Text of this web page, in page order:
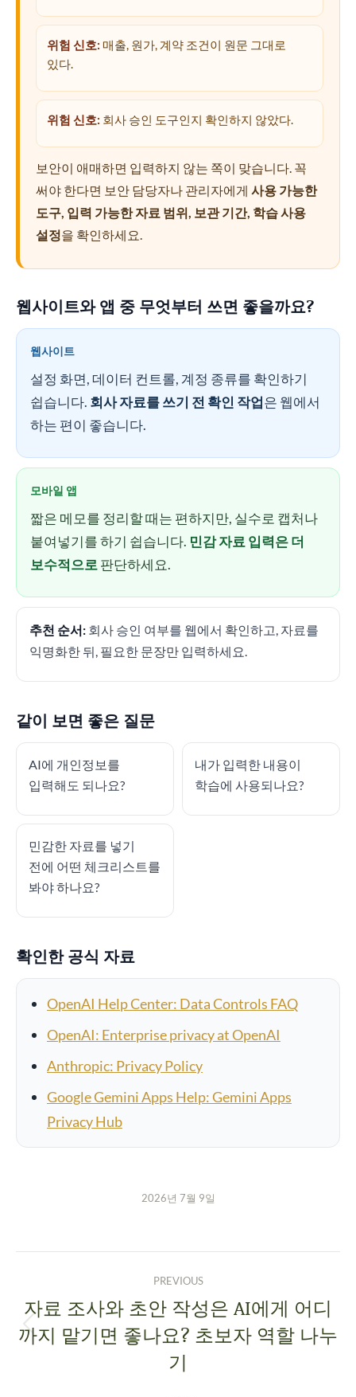
위험 신호: 매출, 원가, 계약 조건이 원문 그대로
있다.
위험 신호: 회사 승인 도구인지 확인하지 않았다.
보안이 애매하면 입력하지 않는 쪽이 맞습니다. 꼭
써야 한다면 보안 담당자나 관리자에게 사용 가능한
도구, 입력 가능한 자료 범위, 보관 기간, 학습 사용
설정을 확인하세요.
웹사이트와 앱 중 무엇부터 쓰면 좋을까요?
웹사이트
설정 화면, 데이터 컨트롤, 계정 종류를 확인하기
쉽습니다. 회사 자료를 쓰기 전 확인 작업은 웹에서
하는 편이 좋습니다.
모바일 앱
짧은 메모를 정리할 때는 편하지만, 실수로 캡처나
붙여넣기를 하기 쉽습니다. 민감 자료 입력은 더
보수적으로 판단하세요.
추천 순서: 회사 승인 여부를 웹에서 확인하고, 자료를
익명화한 뒤, 필요한 문장만 입력하세요.
같이 보면 좋은 질문
AI에 개인정보를
입력해도 되나요?
내가 입력한 내용이
학습에 사용되나요?
민감한 자료를 넣기
전에 어떤 체크리스트를
봐야 하나요?
확인한 공식 자료
OpenAI Help Center: Data Controls FAQ
OpenAI: Enterprise privacy at OpenAI
Anthropic: Privacy Policy
Google Gemini Apps Help: Gemini Apps
Privacy Hub
2026년 7월 9일
PREVIOUS
자료 조사와 초안 작성은 AI에게 어디
까지 맡기면 좋나요? 초보자 역할 나누
기